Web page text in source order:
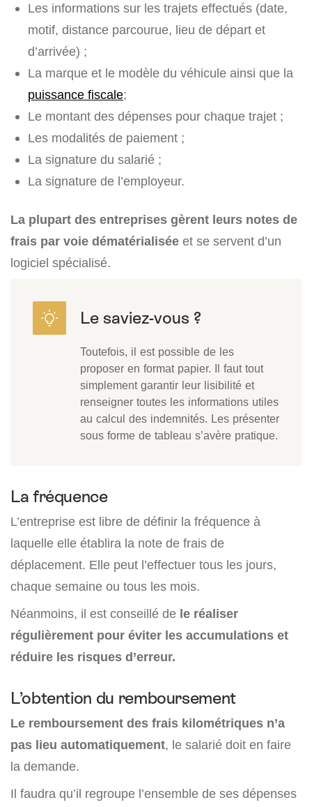
Les informations sur les trajets effectués (date,
motif, distance parcourue, lieu de départ et
d’arrivée) ;
La marque et le modèle du véhicule ainsi que la
puissance fiscale;
Le montant des dépenses pour chaque trajet ;
Les modalités de paiement ;
La signature du salarié ;
La signature de l’employeur.
La plupart des entreprises gèrent leurs notes de
frais par voie dématérialisée et se servent d’un
logiciel spécialisé.
Toutefois, il est possible de les
proposer en format papier. Il faut tout
simplement garantir leur lisibilité et
renseigner toutes les informations utiles
au calcul des indemnités. Les présenter
sous forme de tableau s’avère pratique.
La fréquence
L’entreprise est libre de définir la fréquence à
laquelle elle établira la note de frais de
déplacement. Elle peut l’effectuer tous les jours,
chaque semaine ou tous les mois.
Néanmoins, il est conseillé de le réaliser
régulièrement pour éviter les accumulations et
réduire les risques d’erreur.
L’obtention du remboursement
Le remboursement des frais kilométriques n’a
pas lieu automatiquement, le salarié doit en faire
la demande.
Il faudra qu’il regroupe l’ensemble de ses dépenses